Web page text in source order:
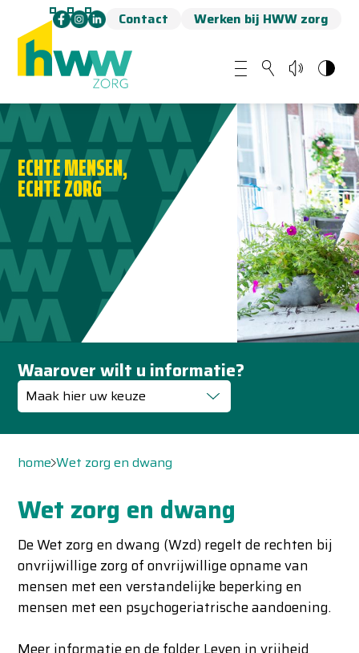
Contact Werken bij HWW zorg
ECHTE MENSEN,
ECHTE ZORG
Waarover wilt u informatie?
Maak hier uw keuze
home Wet zorg en dwang
Wet zorg en dwang
De Wet zorg en dwang (Wzd) regelt de rechten bij
onvrijwillige zorg of onvrijwillige opname van
mensen met een verstandelijke beperking en
mensen met een psychogeriatrische aandoening.